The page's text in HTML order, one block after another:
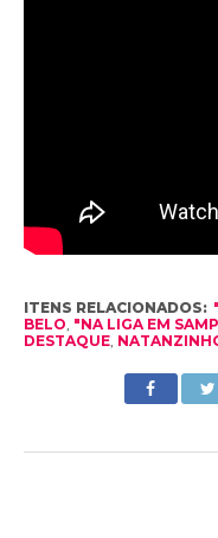
ITENS RELACIONADOS:
BELO "NA LIGA EM
DESTAQUE,